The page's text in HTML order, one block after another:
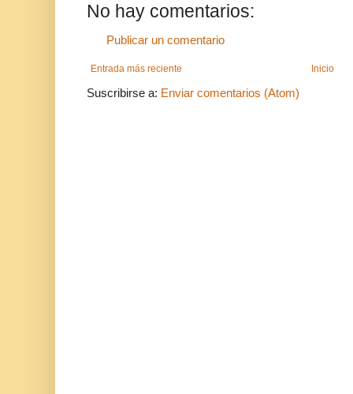
No hay comentarios:
Publicar un comentario
Entrada más reciente Inicio
Suscribirse a: Enviar comentarios (Atom)